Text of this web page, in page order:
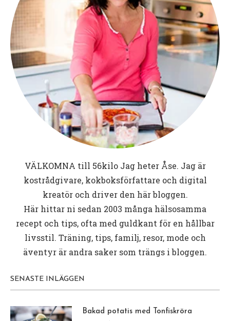
VÄLKOMNA till 56kiloJag heter Åse. Jag är
kostrådgivare, kokboksförfattare och digital
kreatör och driver den här bloggen.
Här hittar ni sedan 2003 många hälsosamma
recept och tips, ofta med guldkant för en hållbar
livsstil. Träning, tips, familj, resor, mode och
äventyr är andra saker som trängs i bloggen.
SENASTE INLÄGGEN
Bakad potatis med Tonfiskröra